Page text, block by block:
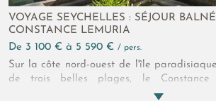
VOYAGE SEYCHELLES : SÉJOUR
CONSTANCE LEMURIA
de 3 100 € à 5 590 € / pers.
Sur la côte nord-ouest de l'île
de trois belles plages, le
expérience inédite de luxe. Ode aux